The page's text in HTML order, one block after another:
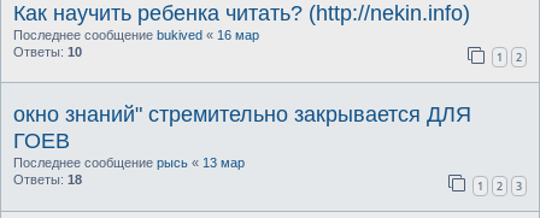
Как научить ребенка читать? (http://nekin.info)
Последнее сообщение bukived « 16 мар
Ответы: 10 1 2
окно знаний" стремительно закрывается ДЛЯ
ГОЕВ
Последнее сообщение рысь « 13 мар
Ответы: 18 1 2 3